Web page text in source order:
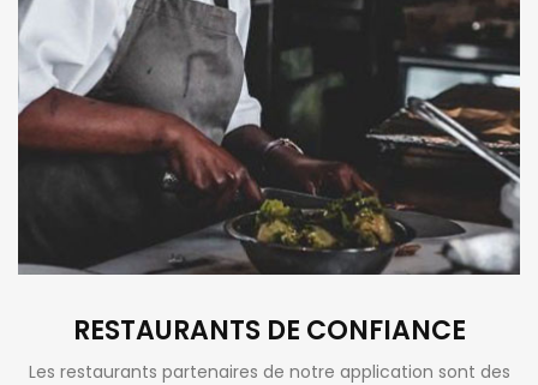
RESTAURANTS DE CONFIANCE
Les restaurants partenaires de notre application sont des